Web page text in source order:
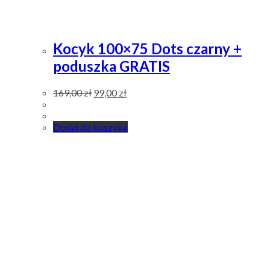
Kocyk 100×75 Dots czarny +
poduszka GRATIS
169,00zł 99,00 zł
Dodaj do koszyka